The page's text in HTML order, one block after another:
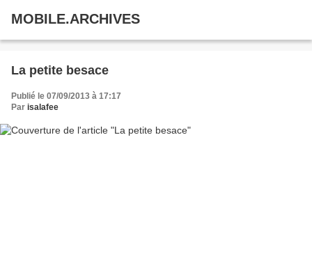
MOBILE.ARCHIVES
La petite besace
Publié le 07/09/2013 à 17:17
Par isalafee